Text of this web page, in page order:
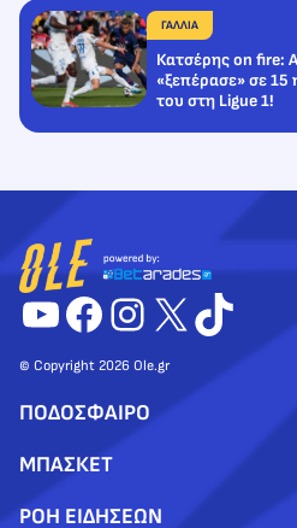
ΓΑΛΛΙΑ
Κατσέρης on fire:
«ξεπέρασε» σε
του στη Ligue 1!
YouTube
Facebook
Instagram
X
© Copyright 2026 Ole.gr
ΠΟΔΟΣΦΑΙΡΟ
ΜΠΑΣΚΕΤ
ΡΟΗ ΕΙΔΗΣΕΩΝ